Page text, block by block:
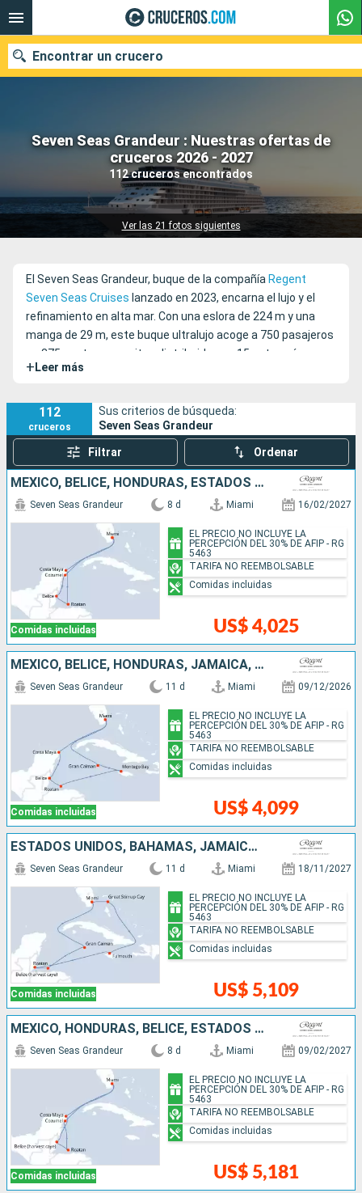
Seven Seas Grandeur : Nuestras ofertas de
cruceros 2026 - 2027
112 cruceros encontrados
Ver las 21 fotos siguientes
Encontrar un crucero
Nuestros destinos
Fecha de salida
Compañías
El Seven Seas Grandeur, buque de la compañía Regent
Seven Seas Cruises lanzado en 2023, encarna el lujo y el
refinamiento en alta mar. Con una eslora de 224 m y una
manga de 29 m, este buque ultralujo acoge a 750 pasajeros
en 375 suntuosas suites distribuidas en 15 categorías,
todas con balcones privados que te ofrecen una vista
prestigiosas obras de arte, incluyendo originales de Picasso
y Miró, que añaden un toque artístico. Con 7 cubiertas
accesibles para ti y una tripulación atenta de 540
miembros, cada detalle está diseñado para brindarte una
comodidad excepcional y una experiencia sin igual. El Seven
Seas Grandeur cuenta con dos buques gemelos, elSeven
Seas Explorery elSeven Seas Splendor
+ Leer más
112
cruceros
Sus criterios de búsqueda:
Seven Seas Grandeur
Filtrar Ordenar
MÉXICO, BELICE, HONDURAS, ESTADOS UNIDOS
Comidas incluidas
Seven Seas Grandeur 8 d Miami 16/02/2027
US$ 4,025
EL PRECIO NO INCLUYE LA
PERCEPCIÓN DEL 30% DE AFIP - RG
5463
TARIFA NO REEMBOLSABLE
Comidas incluidas
MÉXICO, BELICE, HONDURAS, JAMAICA, ISLAS CAIMÁN, ESTADOS UNIDOS
Comidas incluidas
Seven Seas Grandeur 11 d Miami 09/12/2026
US$ 4,099
EL PRECIO NO INCLUYE LA
PERCEPCIÓN DEL 30% DE AFIP - RG
5463
TARIFA NO REEMBOLSABLE
Comidas incluidas
ESTADOS UNIDOS, BAHAMAS, JAMAICA, BELICE, HONDURAS, ISLAS CAIMÁN
Comidas incluidas
Seven Seas Grandeur 11 d Miami 18/11/2027
US$ 5,109
EL PRECIO NO INCLUYE LA
PERCEPCIÓN DEL 30% DE AFIP - RG
5463
TARIFA NO REEMBOLSABLE
Comidas incluidas
MÉXICO, HONDURAS, BELICE, ESTADOS UNIDOS
Comidas incluidas
Seven Seas Grandeur 8 d Miami 09/02/2027
US$ 5,181
EL PRECIO NO INCLUYE LA
PERCEPCIÓN DEL 30% DE AFIP - RG
5463
TARIFA NO REEMBOLSABLE
Comidas incluidas